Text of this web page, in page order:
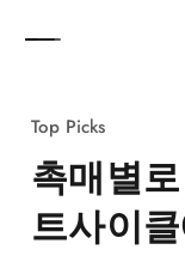
Top Picks
촉매별
트사이